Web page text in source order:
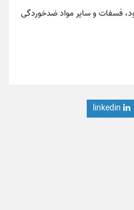
فسفات و سایر مواد ضدخوردگی
linkedin